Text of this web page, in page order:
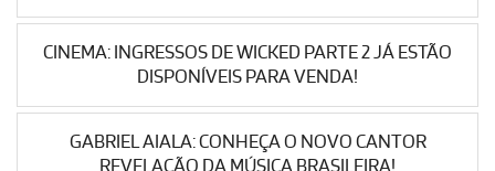
CINEMA: INGRESSOS DE WICKED PARTE 2 JÁ ESTÃO
DISPONÍVEIS PARA VENDA!
GABRIEL AIALA: CONHEÇA O NOVO CANTOR
REVELAÇÃO DA MÚSICA BRASILEIRA!